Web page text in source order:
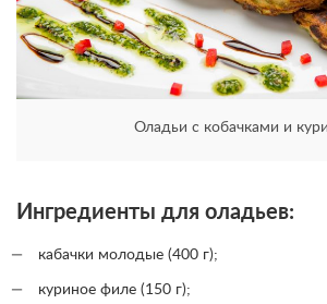
Оладьи с кобачками и
Ингредиенты для оладьев:
кабачки молодые (400 г);
куриное филе (150 г);